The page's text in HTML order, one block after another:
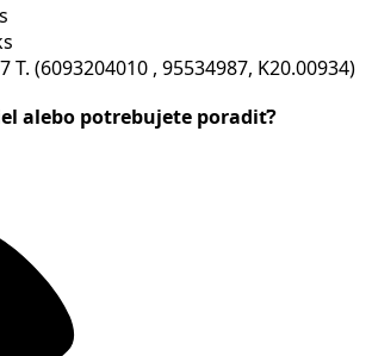
T. (6093204010 , 95534987, K20.00934)
alebo potrebujete poradiť?